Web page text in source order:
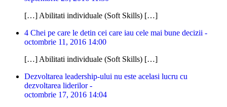
[…] Abilitati individuale (Soft Skills) […]
4 Chei pe care le detin cei care iau cele mai bune decizii -
octombrie 11, 2016 14:00
[…] Abilitati individuale (Soft Skills) […]
Dezvoltarea leadership-ului nu este acelasi lucru cu
dezvoltarea liderilor -
octombrie 17, 2016 14:04